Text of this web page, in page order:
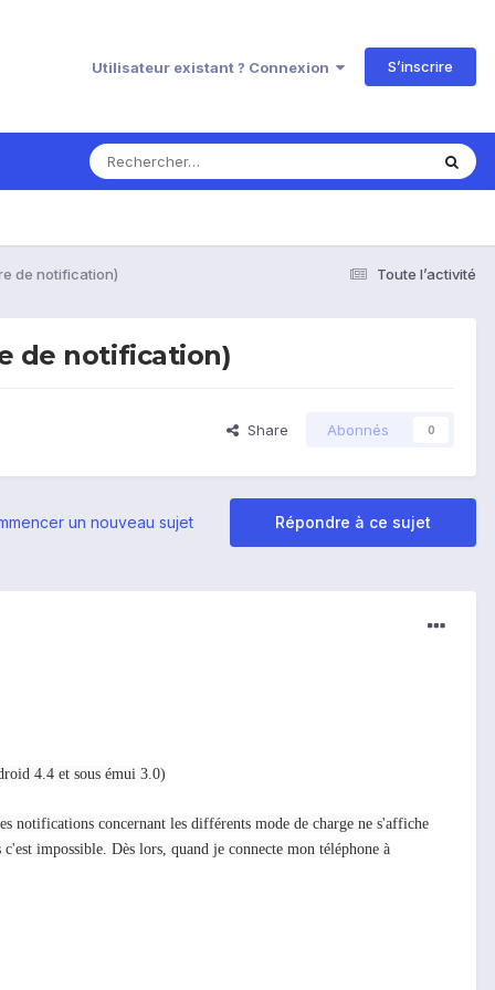
Utilisateur existant ? Connexion S’inscrire
Toute l’activité
de notification)
de notification)
Share Abonnés 0
Répondre à ce sujet
un nouveau sujet
4.4 et sous émui 3.0)
notifications concernant les différents mode de charge ne s'affiche
impossible. Dès lors, quand je connecte mon téléphone à